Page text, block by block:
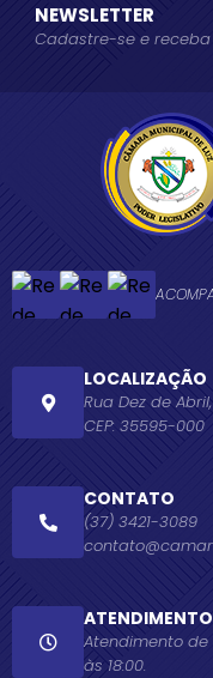
LOCALIZAÇÃO
Rua Dez de
CEP: 35595-000
CONTATO
(37) 3421-3089
ATENDIMENTO
Atendimento
às 18:00.
NEWSLETTER
Cadastre-se e